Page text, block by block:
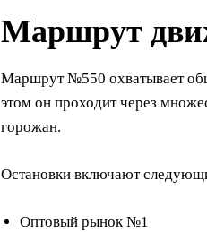
Маршрут
Маршрут №550 охватывает
этом он проходит через
горожан.
Остановки включают
Оптовый рынок №1